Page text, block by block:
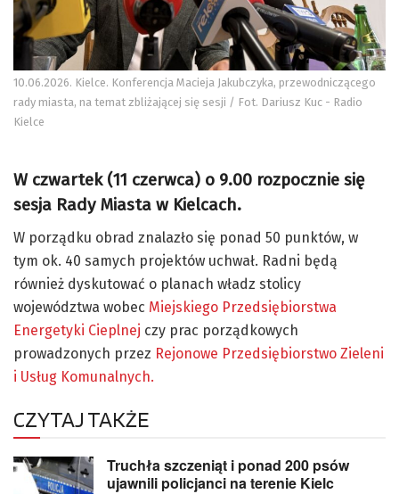
10.06.2026. Kielce. Konferencja Macieja Jakubczyka, przewodniczącego
rady miasta, na temat zbliżającej się sesji / Fot. Dariusz Kuc - Radio
Kielce
W czwartek (11 czerwca) o 9.00 rozpocznie się
sesja Rady Miasta w Kielcach.
W porządku obrad znalazło się ponad 50 punktów, w
tym ok. 40 samych projektów uchwał. Radni będą
również dyskutować o planach władz stolicy
województwa wobec Miejskiego Przedsiębiorstwa
Energetyki Cieplnej czy prac porządkowych
prowadzonych przez Rejonowe Przedsiębiorstwo Zieleni
i Usług Komunalnych.
CZYTAJ TAKŻE
Truchła szczeniąt i ponad 200 psów
ujawnili policjanci na terenie Kielc